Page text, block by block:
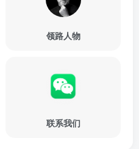
领路人物
联系我们